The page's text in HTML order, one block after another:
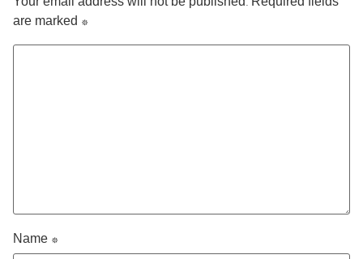
Your email address will not be published. Required fields
are marked *
Name *